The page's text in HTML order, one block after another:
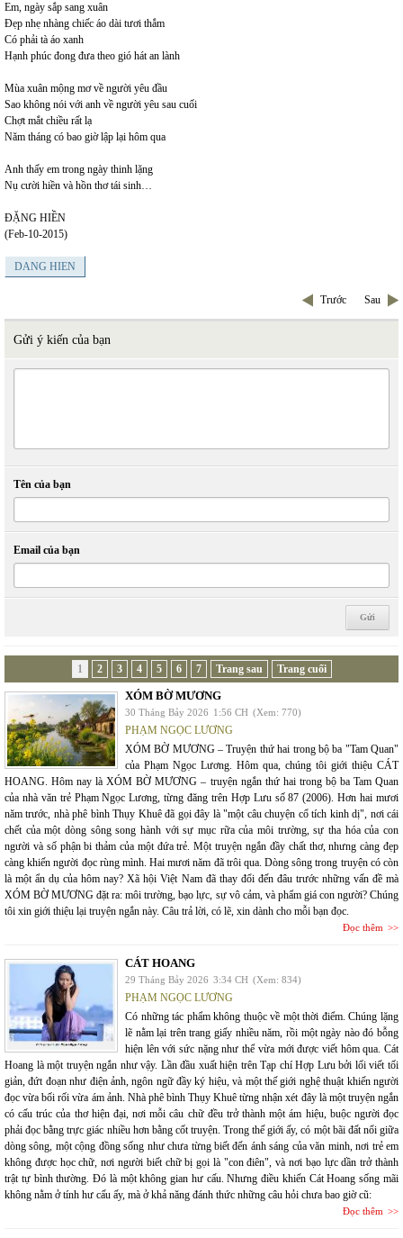
Em, ngày sắp sang xuân
Đẹp nhẹ nhàng chiếc áo dài tươi thắm
Có phải tà áo xanh
Hạnh phúc đong đưa theo gió hát an lành
Mùa xuân mộng mơ về người yêu đầu
Sao không nói với anh về người yêu sau cuối
Chợt mắt chiều rất lạ
Năm tháng có bao giờ lập lại hôm qua
Anh thấy em trong ngày thinh lặng
Nụ cười hiền và hồn thơ tái sinh…
ĐẶNG HIỀN
(Feb-10-2015)
DANG HIEN
Trước Sau
Gửi ý kiến của bạn
Tên của bạn
Email của bạn
1 2 3 4 5 6 7 Trang sau Trang cuối
XÓM BỜ MƯƠNG
30 Tháng Bảy 2026 1:56 CH (Xem: 770)
PHẠM NGỌC LƯƠNG
XÓM BỜ MƯƠNG – Truyện thứ hai trong bộ ba "Tam Quan"
của Phạm Ngọc Lương. Hôm qua, chúng tôi giới thiệu CÁT
HOANG. Hôm nay là XÓM BỜ MƯƠNG – truyện ngắn thứ hai trong bộ ba Tam Quan
của nhà văn trẻ Phạm Ngọc Lương, từng đăng trên Hợp Lưu số 87 (2006). Hơn hai mươi
năm trước, nhà phê bình Thụy Khuê đã gọi đây là "một câu chuyện cổ tích kinh dị", nơi cái
chết của một dòng sông song hành với sự mục rữa của môi trường, sự tha hóa của con
người và số phận bi thảm của một đứa trẻ. Một truyện ngắn đầy chất thơ, nhưng càng đẹp
càng khiến người đọc rùng mình. Hai mươi năm đã trôi qua. Dòng sông trong truyện có còn
là một ẩn dụ của hôm nay? Xã hội Việt Nam đã thay đổi đến đâu trước những vấn đề mà
XÓM BỜ MƯƠNG đặt ra: môi trường, bạo lực, sự vô cảm, và phẩm giá con người? Chúng
tôi xin giới thiệu lại truyện ngắn này. Câu trả lời, có lẽ, xin dành cho mỗi bạn đọc.
Đọc thêm
CÁT HOANG
29 Tháng Bảy 2026 3:34 CH (Xem: 834)
PHẠM NGỌC LƯƠNG
Có những tác phẩm không thuộc về một thời điểm. Chúng lặng
lẽ nằm lại trên trang giấy nhiều năm, rồi một ngày nào đó bỗng
hiện lên với sức nặng như thể vừa mới được viết hôm qua. Cát
Hoang là một truyện ngắn như vậy. Lần đầu xuất hiện trên Tạp chí Hợp Lưu bởi lối viết tối
giản, đứt đoạn như điện ảnh, ngôn ngữ đầy ký hiệu, và một thế giới nghệ thuật khiến người
đọc vừa bối rối vừa ám ảnh. Nhà phê bình Thụy Khuê từng nhận xét đây là một truyện ngắn
có cấu trúc của thơ hiện đại, nơi mỗi câu chữ đều trở thành một ám hiệu, buộc người đọc
phải đọc bằng trực giác nhiều hơn bằng cốt truyện. Trong thế giới ấy, có một bãi đất nổi giữa
dòng sông, một cộng đồng sống như chưa từng biết đến ánh sáng của văn minh, nơi trẻ em
không được học chữ, nơi người biết chữ bị gọi là "con điên", và nơi bạo lực dần trở thành
trật tự bình thường. Đó là một không gian hư cấu. Nhưng điều khiến Cát Hoang sống mãi
không nằm ở tính hư cấu ấy, mà ở khả năng đánh thức những câu hỏi chưa bao giờ cũ:
Đọc thêm